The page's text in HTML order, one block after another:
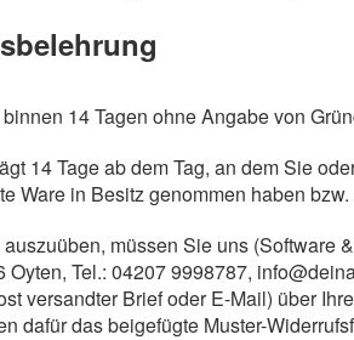
14 Tagen ohne Angabe von
14 Tage ab dem Tag, an dem Sie
Ware in Besitz genommen haben bzw.
müssen Sie uns (Software
Oyten, Tel.: 04207 9998787,
versandter Brief oder E-Mail) über
dafür das beigefügte Muster-